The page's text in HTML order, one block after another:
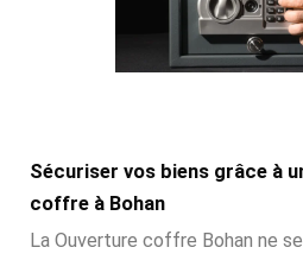
Sécuriser vos biens grâce à
coffre à Bohan
La Ouverture coffre Bohan ne